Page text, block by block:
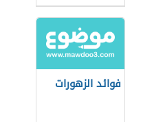
فوائد الزهورات